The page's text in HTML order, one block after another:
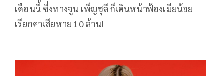
เดือนนี้ ซึ่งทางจูน เพ็ญชุลี ก็เดินหน้าฟ้องเมียน้อย
เรียกค่าเสียหาย 10 ล้าน!